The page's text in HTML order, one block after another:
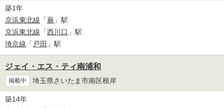
築1年
京浜東北線 「蕨 」駅
京浜東北線 「西川口 」駅
埼京線 「 戸田 」駅
ジェイ・エス・ティ南浦和
掲載中 埼玉県さいたま市南区根岸
築14年